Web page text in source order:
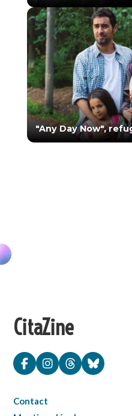
"Any Day Now",
CitaZine
Contact